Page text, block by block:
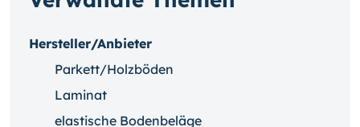
Hersteller/Anbieter
Parkett/Holzböden
Laminat
elastische Bodenbeläge